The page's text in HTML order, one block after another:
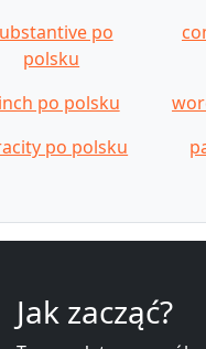
po
polsku
po polsku
po polsku
Jak zacząć?